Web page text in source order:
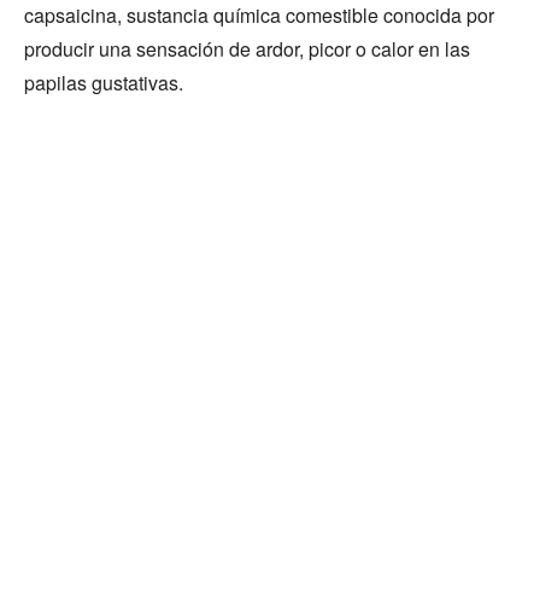
capsaicina, sustancia química comestible conocida por
producir una sensación de ardor, picor o calor en las
papilas gustativas.